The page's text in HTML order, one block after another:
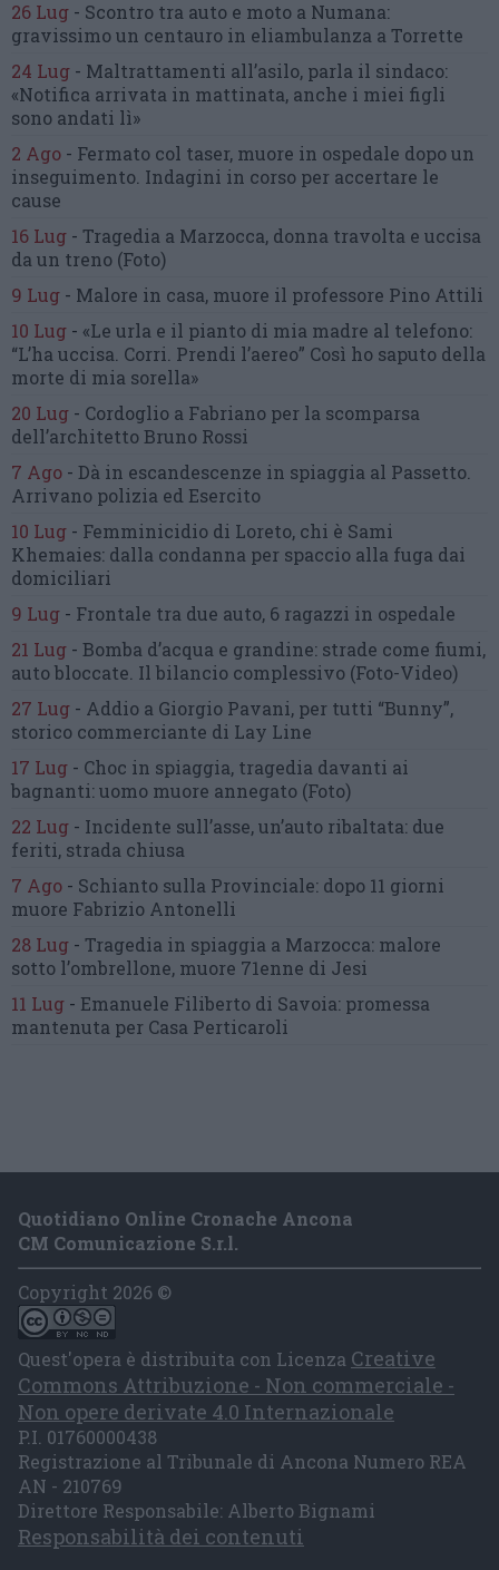
26 Lug - Scontro tra auto e moto a Numana:
gravissimo un centauro in eliambulanza a Torrette
24 Lug - Maltrattamenti all’asilo, parla il sindaco:
«Notifica arrivata in mattinata, anche i miei figli
sono andati lì»
2 Ago - Fermato col taser, muore in ospedale dopo un
inseguimento. Indagini in corso per accertare le
cause
16 Lug - Tragedia a Marzocca, donna travolta e uccisa
da un treno (Foto)
9 Lug - Malore in casa, muore il professore Pino Attili
10 Lug - «Le urla e il pianto di mia madre al telefono:
“L’ha uccisa. Corri. Prendi l’aereo” Così ho saputo della
morte di mia sorella»
20 Lug - Cordoglio a Fabriano per la scomparsa
dell’architetto Bruno Rossi
7 Ago - Dà in escandescenze in spiaggia al Passetto.
Arrivano polizia ed Esercito
10 Lug - Femminicidio di Loreto, chi è Sami
Khemaies: dalla condanna per spaccio alla fuga dai
domiciliari
9 Lug - Frontale tra due auto, 6 ragazzi in ospedale
21 Lug - Bomba d’acqua e grandine: strade come fiumi,
auto bloccate. Il bilancio complessivo (Foto-Video)
27 Lug - Addio a Giorgio Pavani, per tutti “Bunny”,
storico commerciante di Lay Line
17 Lug - Choc in spiaggia, tragedia davanti ai
bagnanti:uomo muore annegato (Foto)
22 Lug - Incidente sull’asse, un’auto ribaltata: due
feriti, strada chiusa
7 Ago - Schianto sulla Provinciale: dopo 11 giorni
muore Fabrizio Antonelli
28 Lug - Tragedia in spiaggia a Marzocca: malore
sotto l’ombrellone, muore 71enne di Jesi
11 Lug - Emanuele Filiberto di Savoia: promessa
mantenuta per Casa Perticaroli
Quotidiano Online Cronache Ancona
CM Comunicazione S.r.l.
Copyright 2026 ©
Quest'opera è distribuita con Licenza Creative
Commons Attribuzione - Non commerciale -
Non opere derivate 4.0 Internazionale
P.I. 01760000438
Registrazione al Tribunale di Ancona Numero REA
AN - 210769
Direttore Responsabile: Alberto Bignami
Responsabilità dei contenuti